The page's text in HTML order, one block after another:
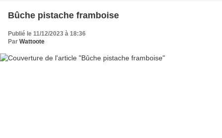
Bûche pistache framboise
Publié le 11/12/2023 à 18:36
Par Wattoote